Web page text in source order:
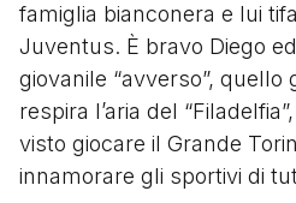
famiglia bianconera e lui
Juventus. È bravo Diego
giovanile “avverso”, quello
respira l’aria del
visto giocare il Grande
innamorare gli sportivi di